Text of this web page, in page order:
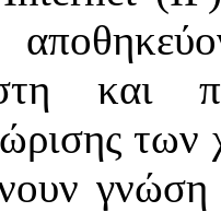
και
γνώση